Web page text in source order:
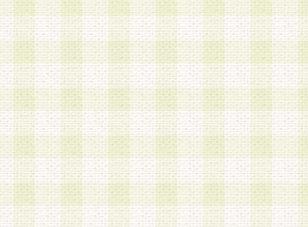
シーポリシー
」に基づき適切に取り扱うものとし
は、当該個人情報を以下の各号に定める目的に利
す。なお、これら事項以外の目的で個人情報を利
かじめ会員の同意を得たうえで利用するものとし
a.本サービスの実施または運営
b.本サービスに係る謝礼、景品、調査サンプル品
c.会員からの電話、メール等の問い合わせなどへ
d.その他これらに付随する業務
2.当社は、会員個人を識別することのできる情報
会員情報を本人の承諾なく第三者に開示すること
人を識別できる情報について第三者に開示または
社は事前に会員本人の同意を得るものとします。